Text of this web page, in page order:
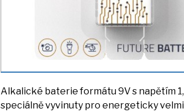
Alkalické baterie formátu9Vs napětím
speciálně vyvinuty pro energeticky